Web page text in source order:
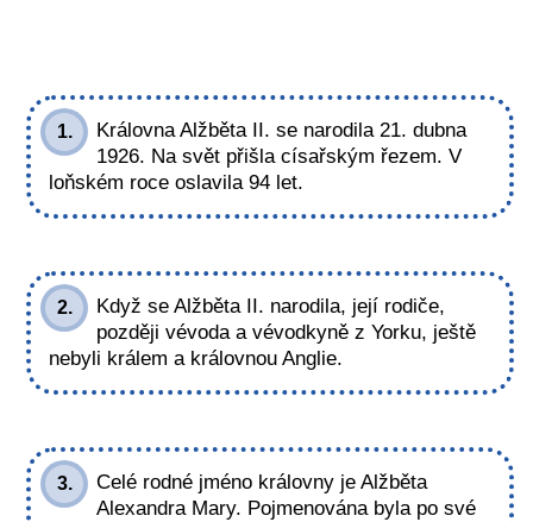
1.
Královna Alžběta II. se narodila 21. dubna
1926. Na svět přišla císařským řezem. V
loňském roce oslavila 94 let.
2.
Když se Alžběta II. narodila, její rodiče,
později vévoda a vévodkyně z Yorku, ještě
nebyli králem a královnou Anglie.
3.
Celé rodné jméno královny je Alžběta
Alexandra Mary. Pojmenována byla po své